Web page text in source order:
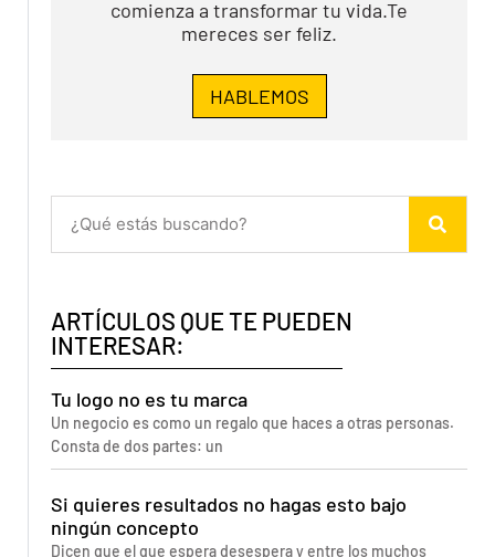
comienza a transformar tu vida.Te
mereces ser feliz.
HABLEMOS
ARTÍCULOS QUE TE PUEDEN
INTERESAR:
Tu logo no es tu marca
Un negocio es como un regalo que haces a otras personas.
Consta de dos partes: un
Si quieres resultados no hagas esto bajo
ningún concepto
Dicen que el que espera desespera y entre los muchos